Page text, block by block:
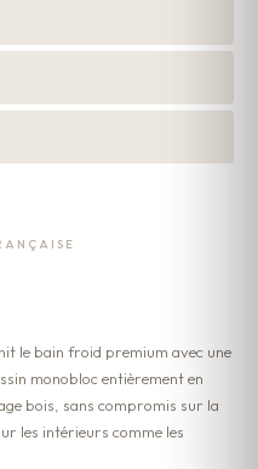
le bain froid premium avec une
monobloc entièrement en
bois, sans compromis sur la
les intérieurs comme les